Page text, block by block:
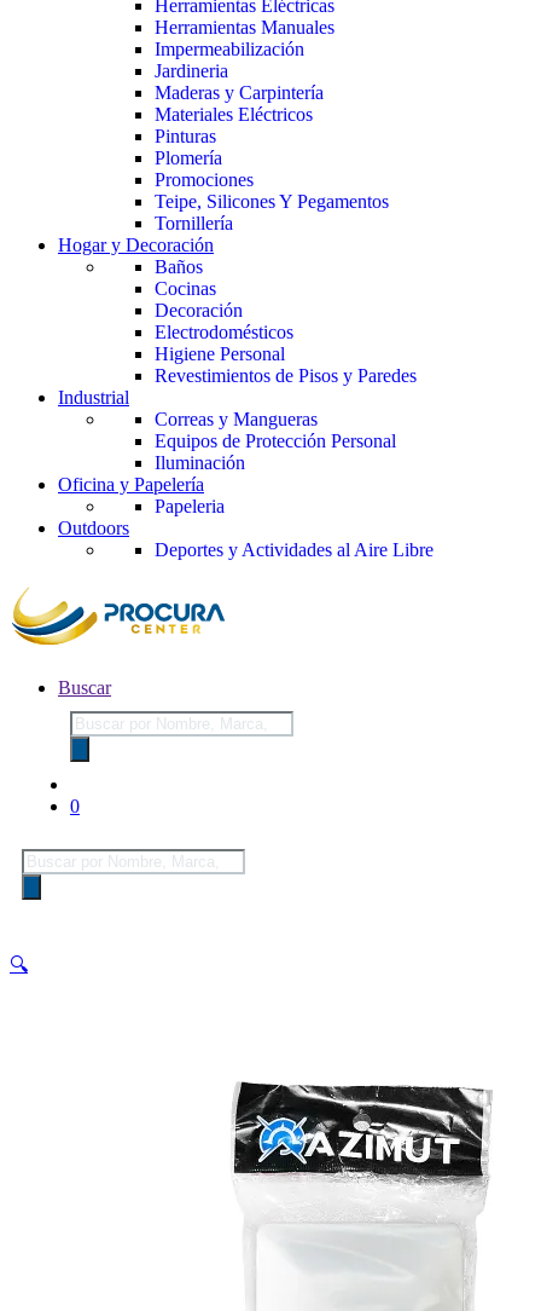
Herramientas Eléctricas
Herramientas Manuales
Impermeabilización
Jardineria
Maderas y Carpintería
Materiales Eléctricos
Pinturas
Plomería
Promociones
Teipe, Silicones Y Pegamentos
Tornillería
Hogar y Decoración
Baños
Cocinas
Decoración
Electrodomésticos
Higiene Personal
Revestimientos de Pisos y Paredes
Industrial
Correas y Mangueras
Equipos de Protección Personal
Iluminación
Oficina y Papelería
Papeleria
Outdoors
Deportes y Actividades al Aire Libre
Buscar
Búsqueda
de
productos
0
Búsqueda
de
productos
🔍